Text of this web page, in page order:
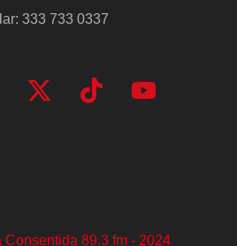
333 733 0337
89.3 fm - 2024